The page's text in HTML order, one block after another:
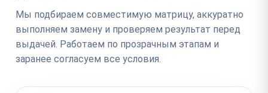
Мы подбираем совместимую матрицу, аккуратно
выполняем замену и проверяем результат перед
выдачей. Работаем по прозрачным этапам и
заранее согласуем все условия.